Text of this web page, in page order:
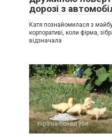
дорозі з
Катя познайомилася з
корпоративі, коли фірма,
відзначала
Україна понад усе